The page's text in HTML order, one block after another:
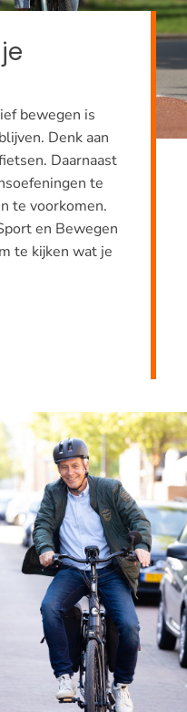
bewegen is
Denk aan
Daarnaast
te
te voorkomen.
en Bewegen
te kijken wat je